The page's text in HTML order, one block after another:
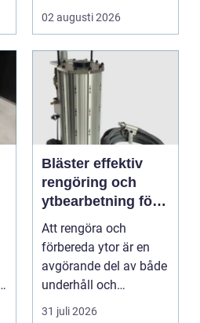
02 augusti 2026
Bläster effektiv
rengöring och
ytbearbetning för
proffs och
hantverkare
Att rengöra och
förbereda ytor är en
avgörande del av både
underhåll och
renovering. Färg, rost,
31 juli 2026